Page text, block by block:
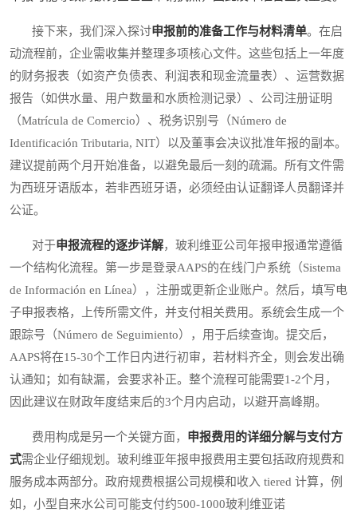
接下来，我们深入探讨申报前的准备工作与材料清单。在启
动流程前，企业需收集并整理多项核心文件。这些包括上一年度
的财务报表（如资产负债表、利润表和现金流量表）、运营数据
报告（如供水量、用户数量和水质检测记录）、公司注册证明
（Matrícula de Comercio）、税务识别号（Número de
Identificación Tributaria, NIT）以及董事会决议批准年报的副本。
建议提前两个月开始准备，以避免最后一刻的疏漏。所有文件需
为西班牙语版本，若非西班牙语，必须经由认证翻译人员翻译并
公证。
对于申报流程的逐步详解，玻利维亚公司年报申报通常遵循
一个结构化流程。第一步是登录AAPS的在线门户系统（Sistema
de Información en Línea），注册或更新企业账户。然后，填写电
子申报表格，上传所需文件，并支付相关费用。系统会生成一个
跟踪号（Número de Seguimiento），用于后续查询。提交后，
AAPS将在15-30个工作日内进行初审，若材料齐全，则会发出确
认通知；如有缺漏，会要求补正。整个流程可能需要1-2个月，
因此建议在财政年度结束后的3个月内启动，以避开高峰期。
费用构成是另一个关键方面， 申报费用的详细分解与支付方
式需企业仔细规划。玻利维亚年报申报费用主要包括政府规费和
服务成本两部分。政府规费根据公司规模和收入 tiered 计算，例
如，小型自来水公司可能支付约500-1000玻利维亚诺